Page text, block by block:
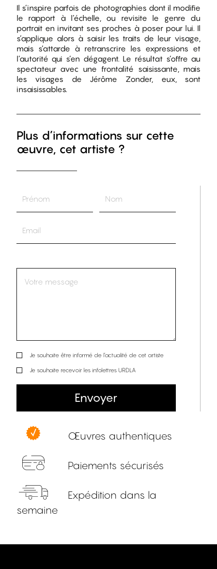
Il s’inspire parfois de photographies dont il modifie
le rapport à l’échelle, ou revisite le genre du
portrait en invitant ses proches à poser pour lui. Il
s’applique alors à saisir les traits de leur visage,
mais s’attarde à retranscrire les expressions et
l’autorité qui s’en dégagent. Le résultat s’offre au
spectateur avec une frontalité saisissante, mais
les visages de Jérôme Zonder, eux, sont
insaisissables.
Plus d’informations sur cette
œuvre, cet artiste ?
Je souhaite être informé de l’actualité de cet artiste
Je souhaite recevoir les infolettres URDLA
Envoyer
Œuvres authentiques
Paiements sécurisés
Expédition dans la
semaine